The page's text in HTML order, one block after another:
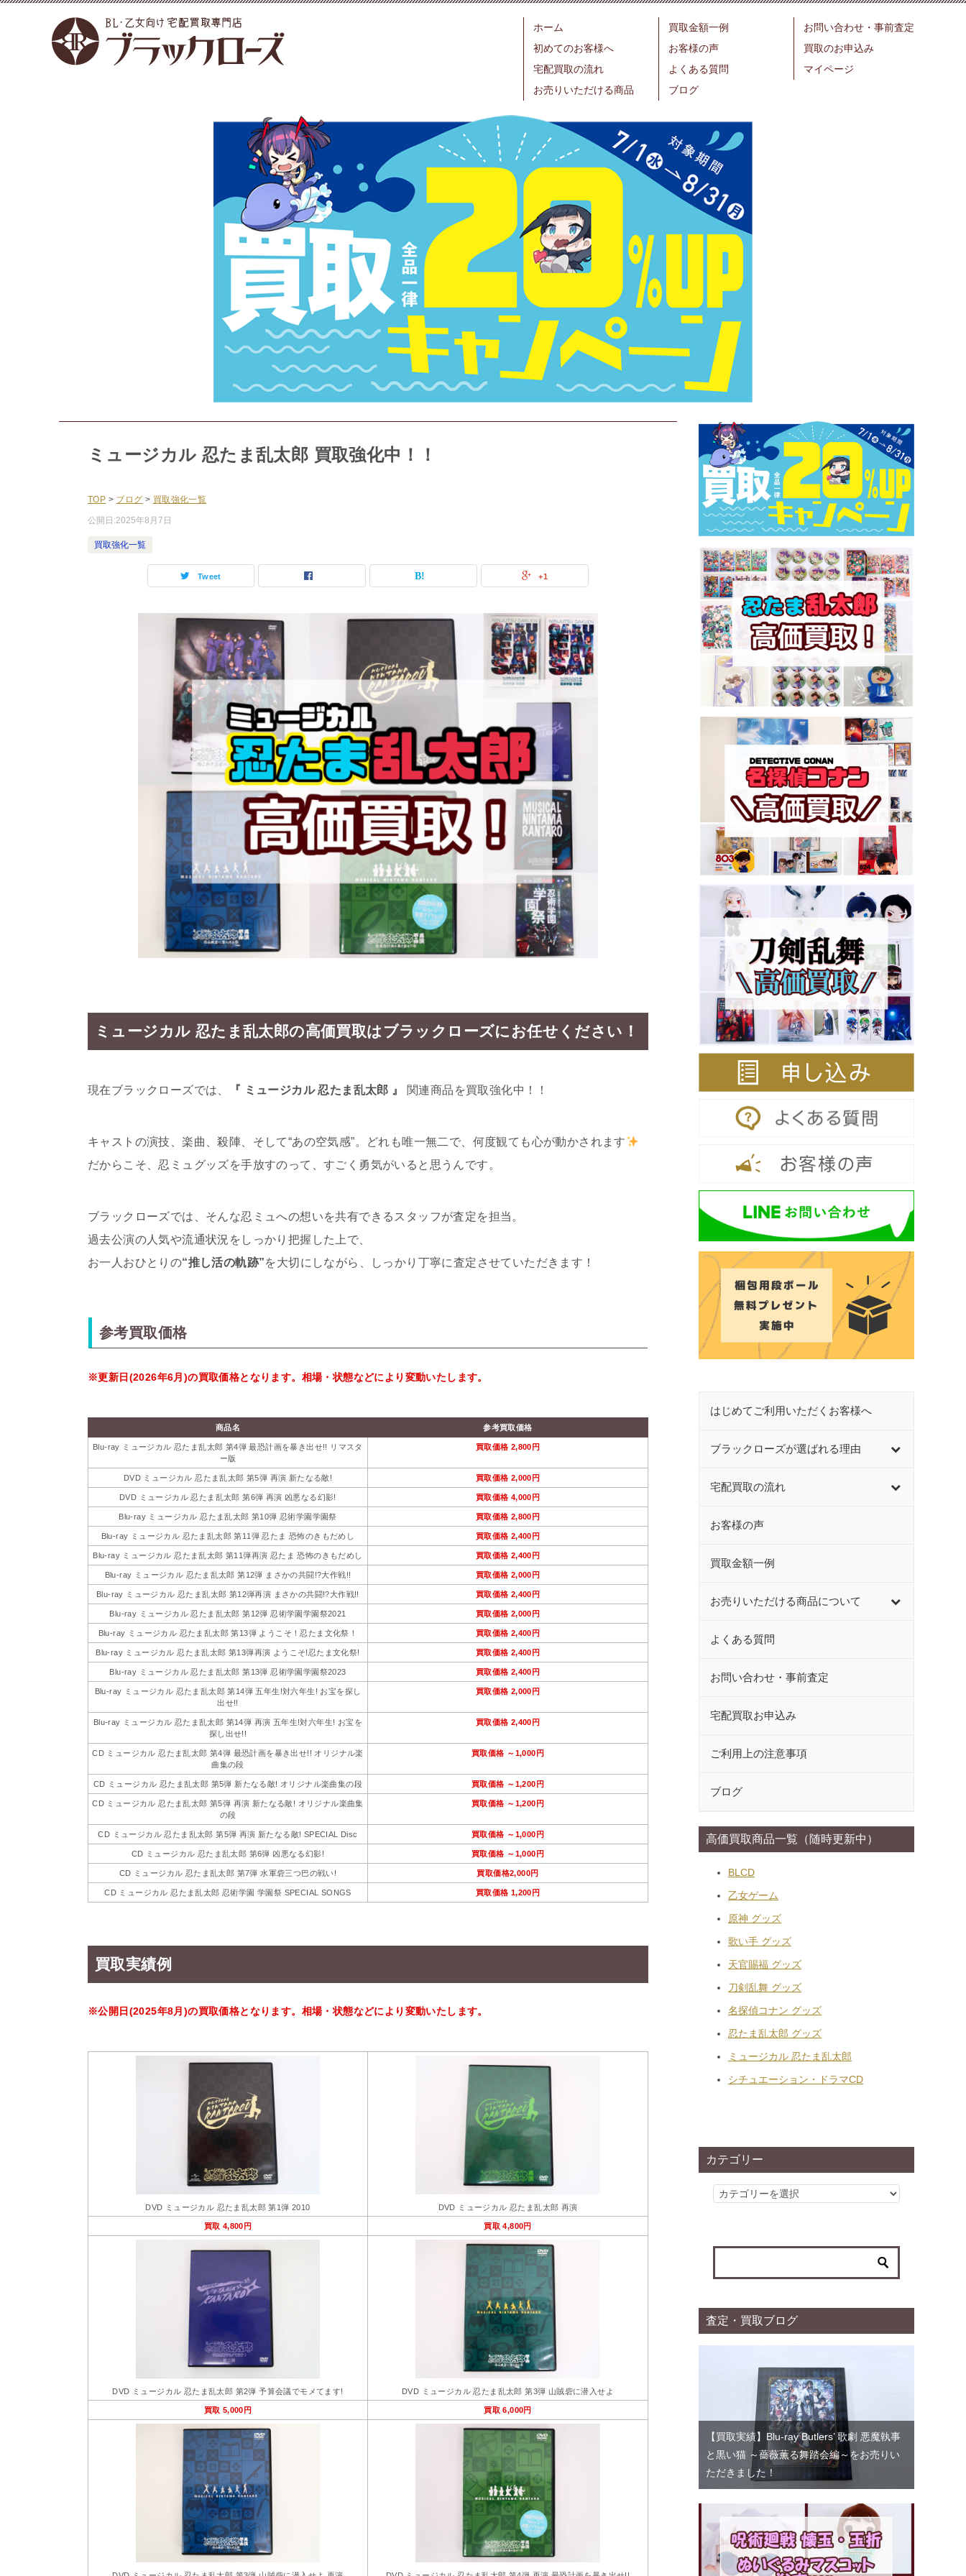
ホーム
初めてのお客様へ
宅配買取の流れ
お売りいただける商品
買取金額一例
お客様の声
よくある質問
ブログ
お問い合わせ・事前査定
買取のお申込み
マイページ
ミュージカル 忍たま乱太郎 買取強化中！！
TOP > ブログ > 買取強化一覧
公開日:2025年8月7日
買取強化一覧
Tweet +1
ミュージカル 忍たま乱太郎の高価買取はブラックローズにお任せください！
現在ブラックローズでは、 『 ミュージカル 忍たま乱太郎 』 関連商品を買取強化中！！
キャストの演技、楽曲、殺陣、そして“あの空気感”。どれも唯一無二で、何度観ても心が動かされます
だからこそ、忍ミュグッズを手放すのって、すごく勇気がいると思うんです。
ブラックローズでは、そんな忍ミュへの想いを共有できるスタッフが査定を担当。
過去公演の人気や流通状況をしっかり把握した上で、
お一人おひとりの“推し活の軌跡”を大切にしながら、しっかり丁寧に査定させていただきます！
参考買取価格
※更新日(2026年6月)の買取価格となります。相場・状態などにより変動いたします。
商品名 参考買取価格
Blu-ray ミュージカル 忍たま乱太郎 第4弾 最恐計画を暴き出せ!! リマスタ
ー版
買取価格 2,800円
DVD ミュージカル 忍たま乱太郎 第5弾 再演 新たなる敵! 買取価格 2,000円
DVD ミュージカル 忍たま乱太郎 第6弾 再演 凶悪なる幻影! 買取価格 4,000円
Blu-ray ミュージカル 忍たま乱太郎 第10弾 忍術学園学園祭 買取価格 2,800円
Blu-ray ミュージカル 忍たま乱太郎 第11弾 忍たま 恐怖のきもだめし 買取価格 2,400円
Blu-ray ミュージカル 忍たま乱太郎 第11弾再演 忍たま 恐怖のきもだめし 買取価格 2,400円
Blu-ray ミュージカル 忍たま乱太郎 第12弾 まさかの共闘!?大作戦!! 買取価格 2,000円
Blu-ray ミュージカル 忍たま乱太郎 第12弾再演 まさかの共闘!?大作戦!! 買取価格 2,400円
Blu-ray ミュージカル 忍たま乱太郎 第12弾 忍術学園学園祭2021 買取価格 2,000円
Blu-ray ミュージカル 忍たま乱太郎 第13弾 ようこそ！忍たま文化祭！ 買取価格 2,400円
Blu-ray ミュージカル 忍たま乱太郎 第13弾再演 ようこそ!忍たま文化祭! 買取価格 2,400円
Blu-ray ミュージカル 忍たま乱太郎 第13弾 忍術学園学園祭2023 買取価格 2,400円
Blu-ray ミュージカル 忍たま乱太郎 第14弾 五年生!対六年生! お宝を探し
出せ!!
買取価格 2,000円
Blu-ray ミュージカル 忍たま乱太郎 第14弾 再演 五年生!対六年生! お宝を
探し出せ!!
買取価格 2,400円
CD ミュージカル 忍たま乱太郎 第4弾 最恐計画を暴き出せ!! オリジナル楽
曲集の段
買取価格 ～1,000円
CD ミュージカル 忍たま乱太郎 第5弾 新たなる敵! オリジナル楽曲集の段 買取価格 ～1,200円
CD ミュージカル 忍たま乱太郎 第5弾 再演 新たなる敵! オリジナル楽曲集
の段
買取価格 ～1,200円
CD ミュージカル 忍たま乱太郎 第5弾 再演 新たなる敵! SPECIAL Disc 買取価格 ～1,000円
CD ミュージカル 忍たま乱太郎 第6弾 凶悪なる幻影! 買取価格 ～1,000円
CD ミュージカル 忍たま乱太郎 第7弾 水軍砦三つ巴の戦い! 買取価格2,000円
CD ミュージカル 忍たま乱太郎 忍術学園 学園祭 SPECIAL SONGS 買取価格 1,200円
買取実績例
※公開日(2025年8月)の買取価格となります。相場・状態などにより変動いたします。
DVD ミュージカル 忍たま乱太郎 第1弾 2010 DVD ミュージカル 忍たま乱太郎 再演
買取 4,800円 買取 4,800円
DVD ミュージカル 忍たま乱太郎 第2弾 予算会議でモメてます! DVD ミュージカル 忍たま乱太郎 第3弾 山賊砦に潜入せよ
買取 5,000円 買取 6,000円
はじめてご利用いただくお客様へ
ブラックローズが選ばれる理由
宅配買取の流れ
お客様の声
買取金額一例
お売りいただける商品について
よくある質問
お問い合わせ・事前査定
宅配買取お申込み
ご利用上の注意事項
ブログ
高価買取商品一覧（随時更新中）
BLCD
乙女ゲーム
原神 グッズ
歌い手 グッズ
天官賜福 グッズ
刀剣乱舞 グッズ
名探偵コナン グッズ
忍たま乱太郎 グッズ
ミュージカル 忍たま乱太郎
シチュエーション・ドラマCD
カテゴリー
カ
リ
査定・買取ブログ
【買取実績】Blu-ray Butlers’ 歌劇 悪魔執事
と黒い猫 ～薔薇薫る舞踏会編～をお売りい
ただきました！